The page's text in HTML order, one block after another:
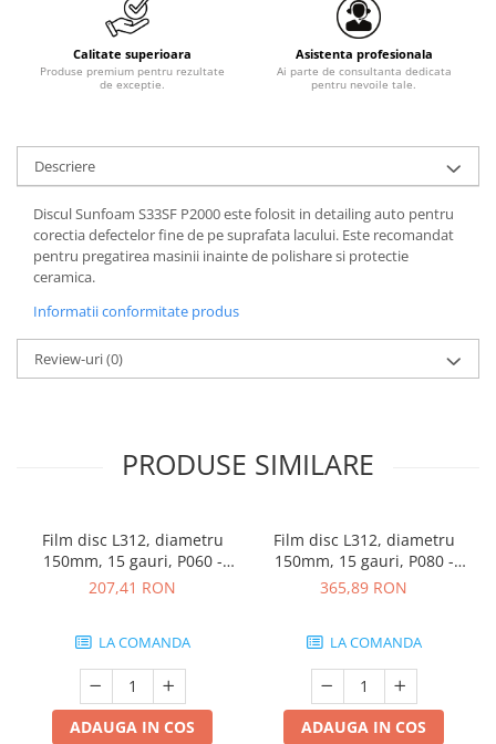
Calitate superioara
Produse premium pentru rezultate
de exceptie.
Asistenta profesionala
Ai parte de consultanta dedicata
pentru nevoile tale.
Descriere
Discul Sunfoam S33SF P2000 este folosit in detailing auto pentru
corectia defectelor fine de pe suprafata lacului. Este recomandat
pentru pregatirea masinii inainte de polishare si protectie
ceramica.
Informatii conformitate produs
Review-uri(0)
PRODUSE SIMILARE
Film disc L312, diametru
150mm, 15 gauri, P060 -
Sunmight
207,41 RON
LA COMANDA
ADAUGA IN COS
Film disc L312, diametru
150mm, 15 gauri, P080 -
Sunmight
365,89 RON
LA COMANDA
ADAUGA IN COS